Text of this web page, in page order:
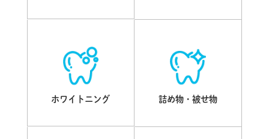
ホワイトニング 詰め物・被せ物